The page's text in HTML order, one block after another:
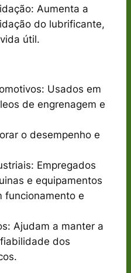
Aumenta a
do lubrificante,
útil.
Usados ​​em
de engrenagem e
o desempenho e
Empregados
e equipamentos
funcionamento e
Ajudam a manter a
dos